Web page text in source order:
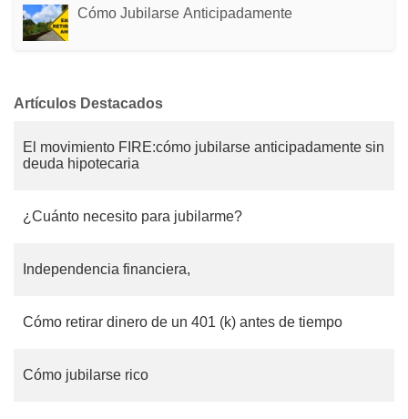
Cómo Jubilarse Anticipadamente
Artículos Destacados
El movimiento FIRE:cómo jubilarse anticipadamente sin
deuda hipotecaria
¿Cuánto necesito para jubilarme?
Independencia financiera,
Cómo retirar dinero de un 401 (k) antes de tiempo
Cómo jubilarse rico